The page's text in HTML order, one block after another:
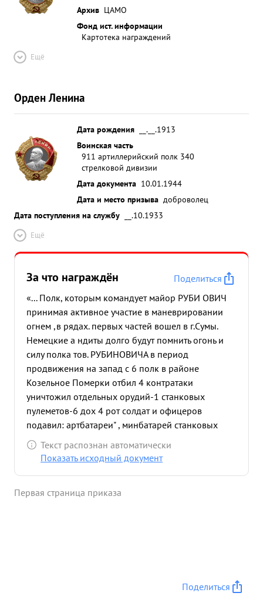
Архив ЦАМО
Фонд ист. информации
Картотека награждений
Ещё
Орден Ленина
Дата рождения
__.__.1913
Воинская часть
911 артиллерийский полк 340
стрелковой дивизии
Дата документа 10.01.1944
Дата и место призыва доброволец
Дата поступления на службу
__.10.1933
Ещё
За что награждён
Поделиться
«... Полк, которым командует майор РУБИ ОВИЧ
принимая активное участие в маневрировании
огнем ,в рядах. первых частей вошел в г.Сумы.
Немецкие а ндиты долго будут помнить огонь и
силу полка тов. РУБИНОВИЧА в период
продвижения на запад с 6 полк в районе
Козельное Померки отбил 4 контратаки
уничтожил отдельных орудий-1 станковых
пулеметов-6 дох 4 рот солдат и офицеров
подавил: артбатареи" , минбатарей станковых
пулеметов отдельных орудий и минометов-6. в
районе Березовки вост. берег р.Хорол противник,
удается. Огнем полка в этом районе с 10 по
Текст распознан автоматически
Показать исходный документ
Первая страница приказа
Поделиться